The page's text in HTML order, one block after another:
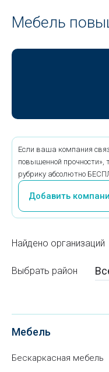
Мебель
Если ваша компания
повышенной прочности»,
рубрику абсолютно
Добавить
Найдено организаций
Выбрать район
Мебель
Бескаркасная мебель